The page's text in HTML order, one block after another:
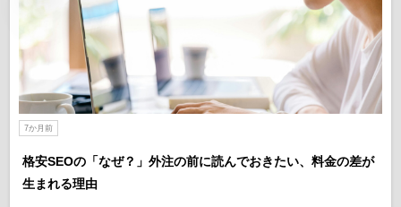
7か月前
格安SEOの「なぜ？」外注の前に読んでおきたい、料金の差が
生まれる理由